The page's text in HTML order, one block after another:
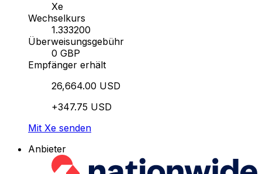
Xe
Wechselkurs
1.333200
Überweisungsgebühr
0 GBP
Empfänger erhält
26,664.00 USD
+347.75 USD
Mit Xe senden
Anbieter